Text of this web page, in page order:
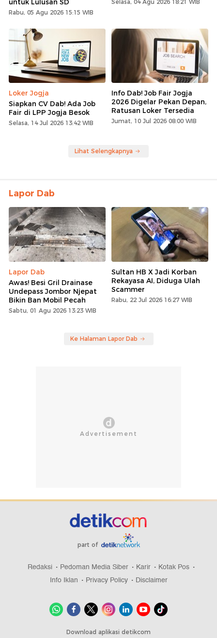
untuk Lulusan SD
Rabu, 05 Agu 2026 15:15 WIB
Selasa, 04 Agu 2026 18:21 WIB
Loker Jogja
Siapkan CV Dab! Ada Job
Fair di LPP Jogja Besok
Selasa, 14 Jul 2026 13:42 WIB
Info Dab! Job Fair Jogja
2026 Digelar Pekan Depan,
Ratusan Loker Tersedia
Jumat, 10 Jul 2026 08:00 WIB
Lihat Selengkapnya
Lapor Dab
Lapor Dab
Awas! Besi Gril Drainase
Undepass Jombor Njepat
Bikin Ban Mobil Pecah
Sabtu, 01 Agu 2026 13:23 WIB
Sultan HB X Jadi Korban
Rekayasa AI, Diduga Ulah
Scammer
Rabu, 22 Jul 2026 16:27 WIB
Ke Halaman Lapor Dab
part of
Redaksi Pedoman Media Siber Karir
Kotak Pos
Info Iklan
Privacy Policy Disclaimer
Download aplikasi detikcom